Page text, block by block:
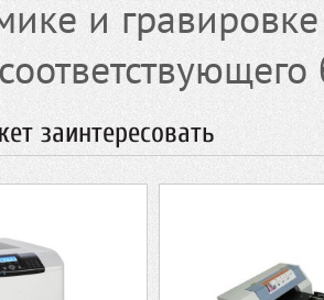
и
заинтересовать